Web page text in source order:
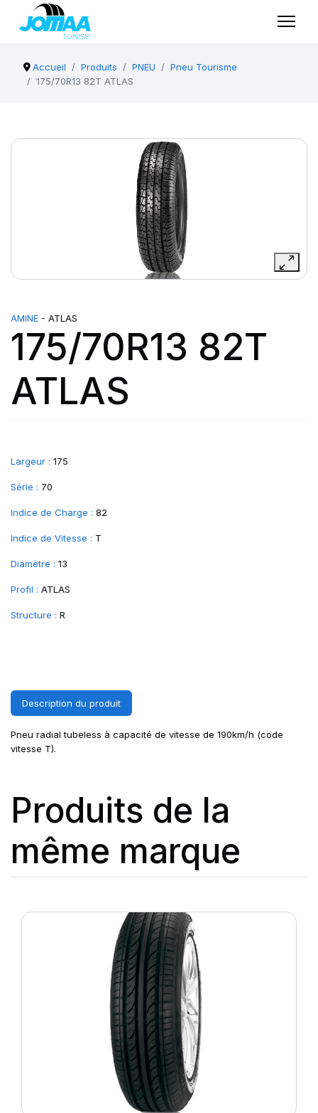
Accueil Produits PNEU
Pneu Tourisme
175/70R13 82T ATLAS
AMINE - ATLAS
175/70R13 82T
ATLAS
Largeur : 175
Série : 70
Indice de Charge : 82
Indice de Vitesse : T
Diamètre : 13
Profil : ATLAS
Structure : R
Description du produit
Pneu radial tubeless à capacité de vitesse de 190km/h (code
vitesse T).
Produits de la
même marque